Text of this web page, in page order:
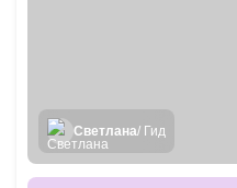
Светлана/ Гид